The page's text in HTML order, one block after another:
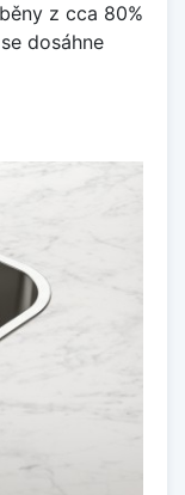
z cca 80%
dosáhne